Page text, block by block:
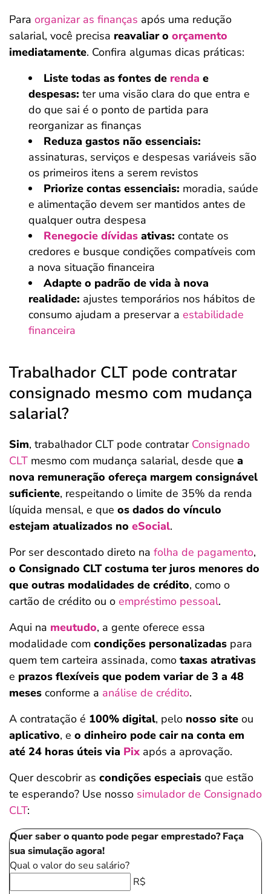
Para organizar as finanças após uma redução
salarial, você precisa reavaliar o orçamento
imediatamente. Confira algumas dicas práticas:
Liste todas as fontes de renda e
despesas: ter uma visão clara do que entra e
do que sai é o ponto de partida para
reorganizar as finanças
Reduza gastos não essenciais:
assinaturas, serviços e despesas variáveis são
os primeiros itens a serem revistos
Priorize contas essenciais: moradia, saúde
e alimentação devem ser mantidos antes de
qualquer outra despesa
Renegocie dívidas ativas: contate os
credores e busque condições compatíveis com
a nova situação financeira
Adapte o padrão de vida à nova
realidade: ajustes temporários nos hábitos de
consumo ajudam a preservar a estabilidade
financeira
Trabalhador CLT pode contratar
consignado mesmo com mudança
salarial?
Sim, trabalhador CLT pode contratar Consignado
CLT mesmo com mudança salarial, desde que a
nova remuneração ofereça margem consignável
suficiente, respeitando o limite de 35% da renda
líquida mensal, e que os dados do vínculo
estejam atualizados no eSocial.
Por ser descontado direto na folha de pagamento,
o Consignado CLT costuma ter juros menores do
que outras modalidades de crédito, como o
cartão de crédito ou o empréstimo pessoal.
Aqui na meutudo, a gente oferece essa
modalidade com condições personalizadas para
quem tem carteira assinada, como taxas atrativas
e prazos flexíveis que podem variar de 3 a 48
meses conforme a análise de crédito.
A contratação é 100% digital, pelo nosso site ou
aplicativo, e o dinheiro pode cair na conta em
até 24 horas úteis via Pix após a aprovação.
Quer descobrir as condições especiais que estão
te esperando? Use nosso simulador de Consignado
CLT:
Quer saber o quanto pode pegar emprestado? Faça
sua simulação agora!
Qual o valor do seu salário?
R$